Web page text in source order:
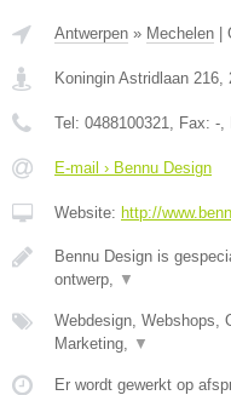
Antwerpen » Mechelen
Koningin Astridlaan 216,
Tel: 0488100321, Fax: -,
E-mail › Bennu Design
Website: http://
Bennu Design is
ontwerp, ▼
Webdesign, Webshops,
Marketing, ▼
Er wordt gewerkt op